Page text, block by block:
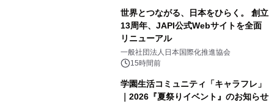
世界とつながる、日本をひらく。 創立
13周年、JAPI公式Webサイトを全面
リニューアル
一般社団法人日本国際化推進協会
15時間前
学園生活コミュニティ「キャラフレ」
｜2026『夏祭りイベント』のお知らせ